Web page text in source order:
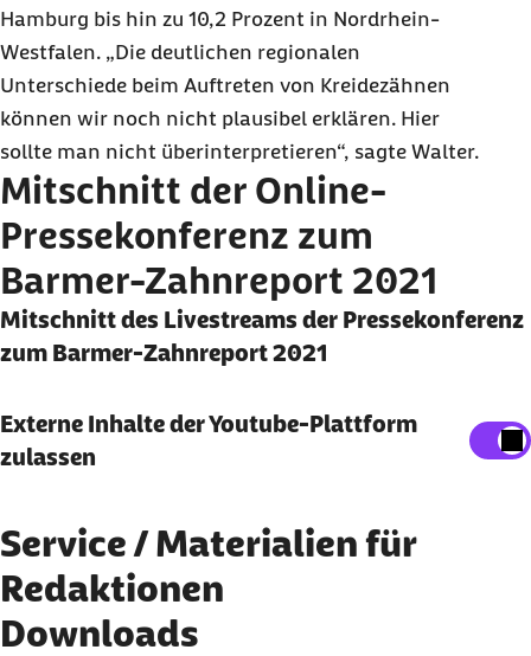
Hamburg bis hin zu 10,2 Prozent in Nordrhein-
Westfalen. „Die deutlichen regionalen
Unterschiede beim Auftreten von Kreidezähnen
können wir noch nicht plausibel erklären. Hier
sollte man nicht überinterpretieren“, sagte Walter.
Mitschnitt der Online-
Pressekonferenz zum
Barmer-Zahnreport 2021
Mitschnitt des Livestreams der Pressekonferenz
zum Barmer-Zahnreport 2021
Externe Inhalte anzeigen
Sie können an dieser Stelle einstellen, alle externen
Ich bin damit einverstanden, dass personenbezogene
Daten an Drittplattformen übermittelt werden.
Mehr dazu in unsererDatenschutzerklärung
Externe Inhalte der Youtube-Plattform
zulassen
Service / Materialien für
Redaktionen
Downloads